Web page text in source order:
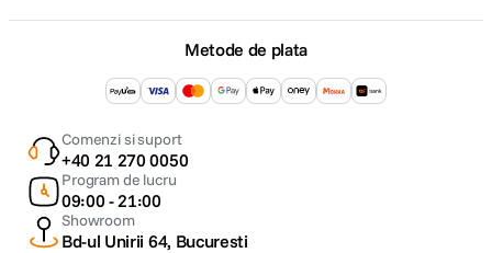
Metode de plata
Comenzi si suport
+40 21 270 0050
Program de lucru
09:00 - 21:00
Showroom
Bd-ul Unirii 64, Bucuresti